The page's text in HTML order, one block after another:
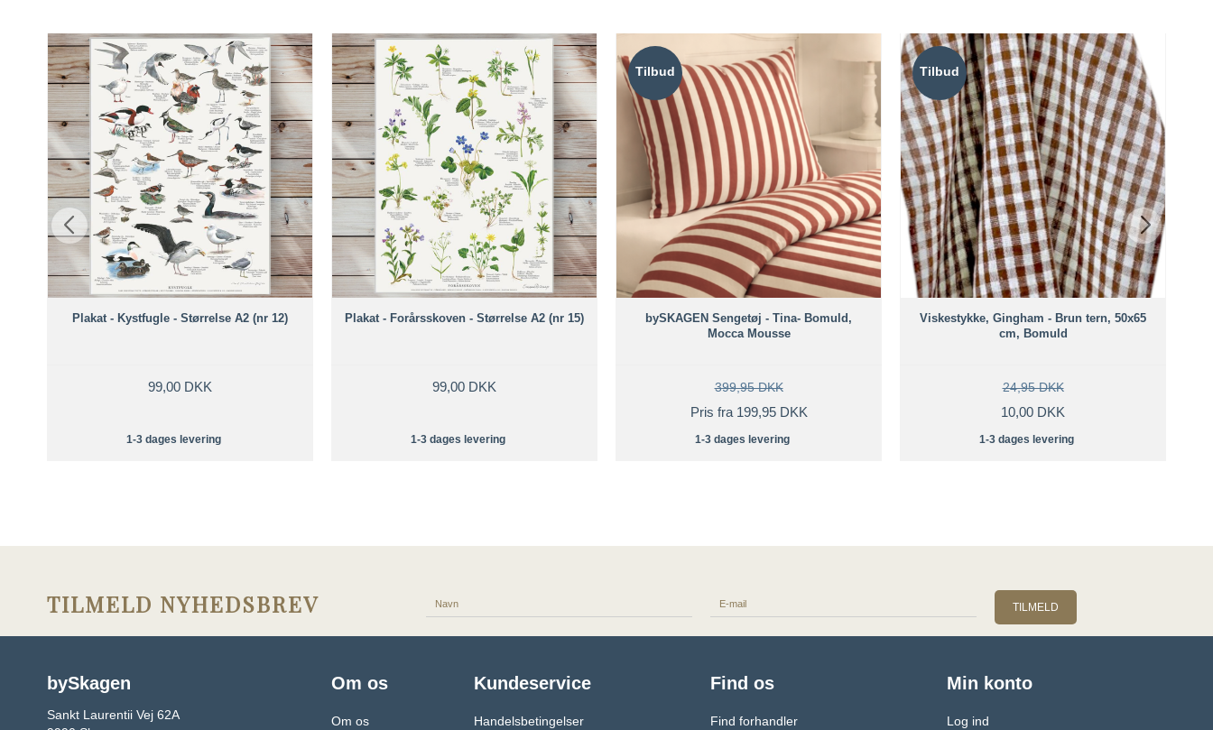
Plakat - Kystfugle - Størrelse A2 (nr 12)
99,00 DKK
1-3 dages levering
Plakat - Forårsskoven - Størrelse A2 (nr 15)
99,00 DKK
1-3 dages levering
Tilbud
bySKAGEN Sengetøj - Tina- Bomuld,
Mocca Mousse
399,95 DKK
Pris fra 199,95 DKK
1-3 dages levering
Tilbud
Viskestykke, Gingham - Brun tern, 50x65
cm, Bomuld
24,95 DKK
10,00 DKK
1-3 dages levering
TILMELD NYHEDSBREV TILMELD
bySkagen
Sankt Laurentii Vej 62A
Om os
Om os
Kundeservice
Handelsbetingelser
Find os
Find forhandler
Min konto
Log ind